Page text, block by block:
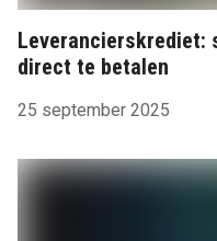
Leverancierskrediet:
direct te betalen
25 september 2025